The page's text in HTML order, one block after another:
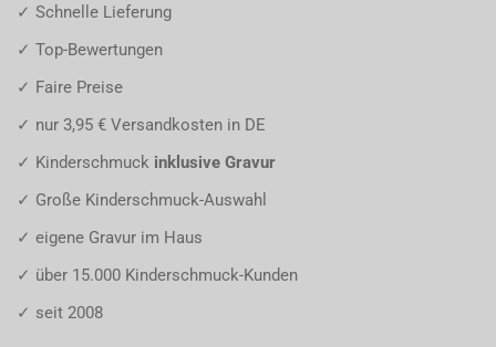
✓ Schnelle Lieferung
✓ Top-Bewertungen
✓ Faire Preise
✓ nur 3,95 € Versandkosten in DE
✓ Kinderschmuck inklusive Gravur
✓ Große Kinderschmuck-Auswahl
✓ eigene Gravur im Haus
✓ über 15.000 Kinderschmuck-Kunden
✓ seit 2008